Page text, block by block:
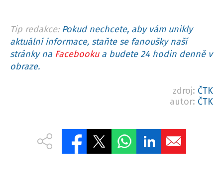
Tip redakce: Pokud nechcete, aby vám unikly
aktuální informace, staňte se fanoušky naší
stránky na Facebookua budete 24 hodin denně v
obraze.
zdroj: ČTK
autor: ČTK